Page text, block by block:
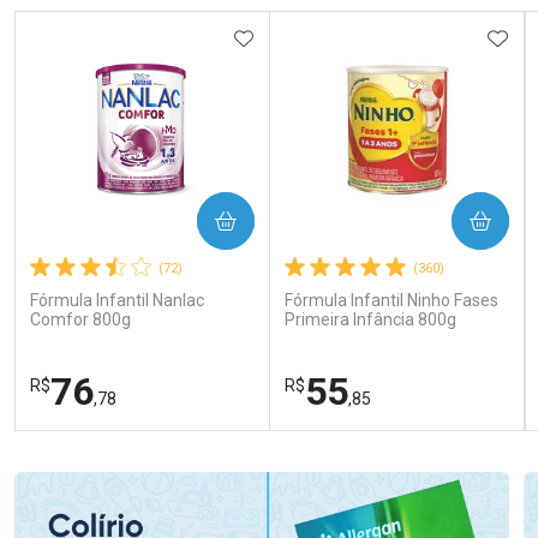
(72)
Fórmula Infantil Nanlac
Comfor 800g
R$76,78
ADICIONAR AOS FAVORITOS
COMPRAR
(360)
Fórmula Infantil Ninho Fases
Primeira Infância 800g
R$55,85
COMPRAR
Laboratório
Por Menos